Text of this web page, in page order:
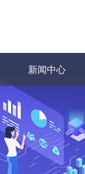
新闻中心